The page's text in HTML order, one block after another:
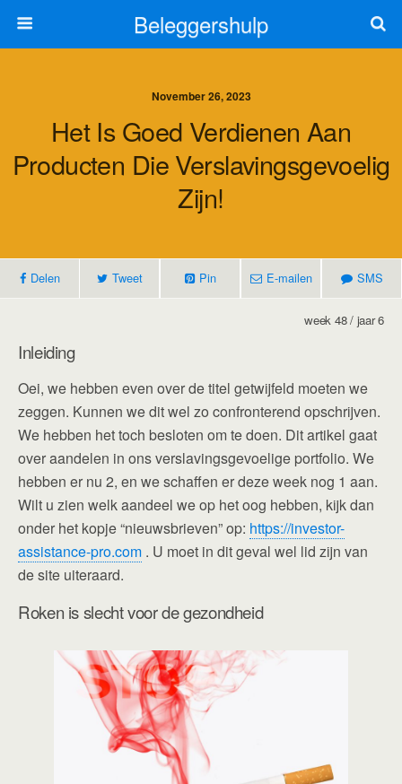
Beleggershulp
November 26, 2023
Het Is Goed Verdienen Aan
Producten Die Verslavingsgevoelig
Zijn!
Delen Tweet Pin E-mailen SMS
week 48 / jaar 6
Inleiding
Oei, we hebben even over de titel getwijfeld moeten we
zeggen. Kunnen we dit wel zo confronterend opschrijven.
We hebben het toch besloten om te doen. Dit artikel gaat
over aandelen in ons verslavingsgevoelige portfolio. We
hebben er nu 2, en we schaffen er deze week nog 1 aan.
Wilt u zien welk aandeel we op het oog hebben, kijk dan
onder het kopje “nieuwsbrieven” op: https://investor-
assistance-pro.com . U moet in dit geval wel lid zijn van
de site uiteraard.
Roken is slecht voor de gezondheid